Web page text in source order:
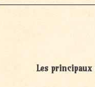
Les principaux